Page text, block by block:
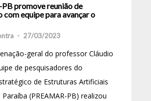
promove reunião de
com equipe para avançar o
- 27/03/2023
geral do professor Cláudio
de pesquisadores do
de Estruturas Artificiais
(PREAMAR-PB) realizou